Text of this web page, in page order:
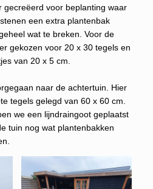
gecreëerd voor beplanting waar
een extra plantenbak
wat te breken. Voor de
gekozen voor 20 x 30 tegels en
van 20 x 5 cm.
naar de achtertuin. Hier
tegels gelegd van 60 x 60 cm.
we een lijndraingoot geplaatst
tuin nog wat plantenbakken